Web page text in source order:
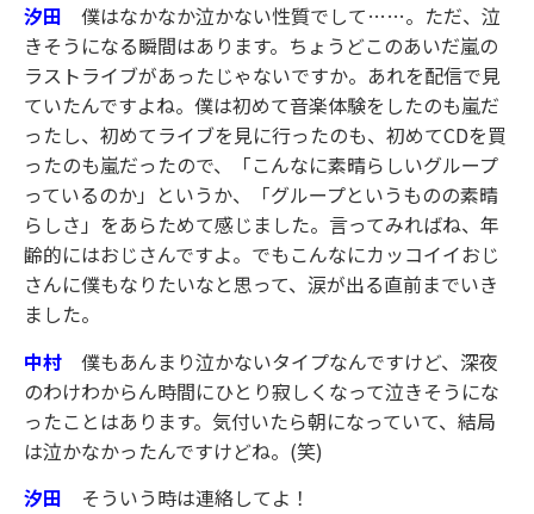
汐田 僕はなかなか泣かない性質でして……。ただ、泣
きそうになる瞬間はあります。ちょうどこのあいだ嵐の
ラストライブがあったじゃないですか。あれを配信で見
ていたんですよね。僕は初めて音楽体験をしたのも嵐だ
ったし、初めてライブを見に行ったのも、初めてCDを買
ったのも嵐だったので、「こんなに素晴らしいグループ
っているのか」というか、「グループというものの素晴
らしさ」をあらためて感じました。言ってみればね、年
齢的にはおじさんですよ。でもこんなにカッコイイおじ
さんに僕もなりたいなと思って、涙が出る直前までいき
ました。
中村 僕もあんまり泣かないタイプなんですけど、深夜
のわけわからん時間にひとり寂しくなって泣きそうにな
ったことはあります。気付いたら朝になっていて、結局
は泣かなかったんですけどね。(笑)
汐田 そういう時は連絡してよ！